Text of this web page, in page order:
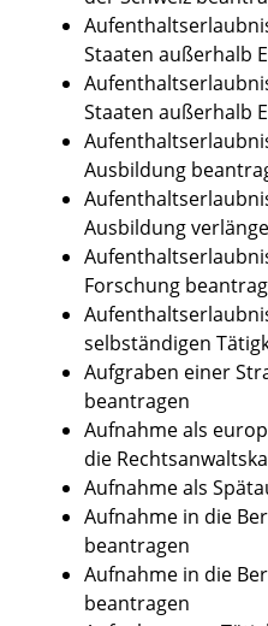
Staaten außerhalb
Staaten außerhalb
Ausbildung
Ausbildung
Forschung
selbständigen
Aufgraben einer
beantragen
Aufnahme als
die
Aufnahme als
Aufnahme in die
beantragen
Aufnahme in die
beantragen